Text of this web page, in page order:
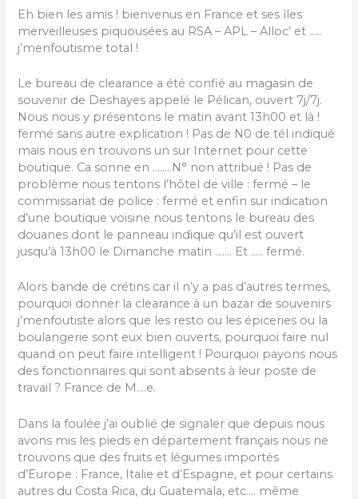
Eh bien les amis ! bienvenus en France et ses îles
merveilleuses piquousées au RSA – APL – Alloc’ et …..
j’menfoutisme total !
Le bureau de clearance a été confié au magasin de
souvenir de Deshayes appelé le Pélican, ouvert 7j/7j.
Nous nous y présentons le matin avant 13h00 et là !
fermé sans autre explication ! Pas de N0 de tél indiqué
mais nous en trouvons un sur Internet pour cette
boutique. Ca sonne en ……..N° non attribué ! Pas de
problème nous tentons l’hôtel de ville : fermé – le
commissariat de police : fermé et enfin sur indication
d’une boutique voisine nous tentons le bureau des
douanes dont le panneau indique qu’il est ouvert
jusqu’à 13h00 le Dimanche matin ……. Et ….. fermé.
Alors bande de crétins car il n’y a pas d’autres termes,
pourquoi donner la clearance à un bazar de souvenirs
j’menfoutiste alors que les resto ou les épiceries ou la
boulangerie sont eux bien ouverts, pourquoi faire nul
quand on peut faire intelligent ! Pourquoi payons nous
des fonctionnaires qui sont absents à leur poste de
travail ? France de M….e.
Dans la foulée j’ai oublié de signaler que depuis nous
avons mis les pieds en département français nous ne
trouvons que des fruits et légumes importés
d’Europe : France, Italie et d’Espagne, et pour certains
autres du Costa Rica, du Guatemala, etc…. même